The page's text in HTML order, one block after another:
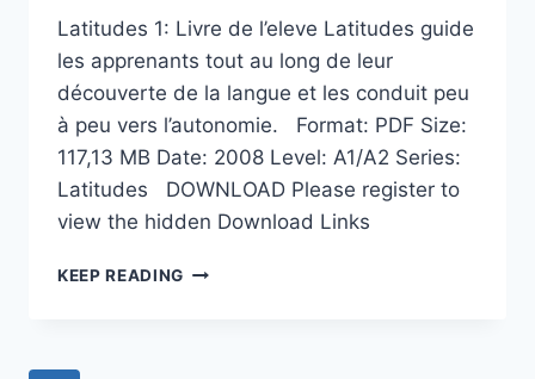
Latitudes 1: Livre de l’eleve Latitudes guide
les apprenants tout au long de leur
découverte de la langue et les conduit peu
à peu vers l’autonomie. Format: PDF Size:
117,13 МB Date: 2008 Level: A1/A2 Series:
Latitudes DOWNLOAD Please register to
view the hidden Download Links
KEEP READING LATITUDES